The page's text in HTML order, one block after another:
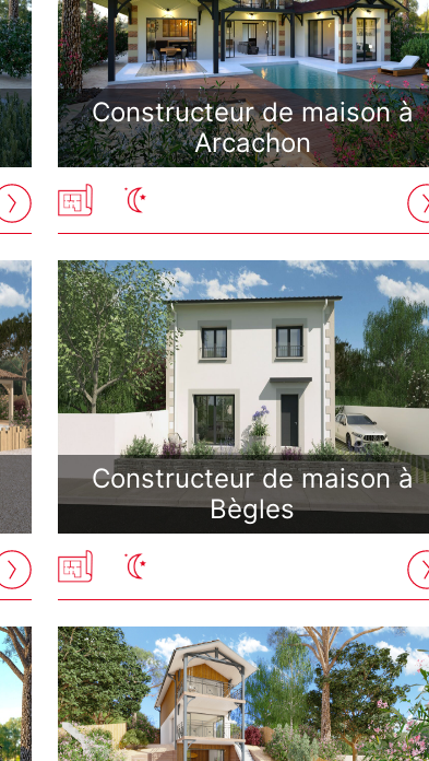
Constructeur de maison à
Arcachon
Constructeur de maison à
Bègles